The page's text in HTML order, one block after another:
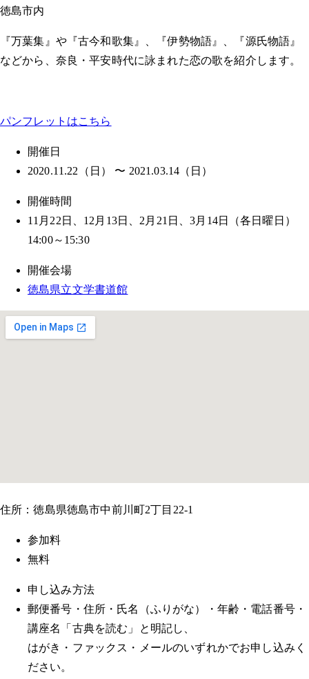
徳島市内
『万葉集』や『古今和歌集』、『伊勢物語』、『源氏物語』
などから、奈良・平安時代に詠まれた恋の歌を紹介します。
パンフレットはこちら
開催日
2020.11.22（日） 〜 2021.03.14（日）
開催時間
11月22日、12月13日、2月21日、3月14日（各日曜日）
14:00～15:30
開催会場
徳島県立文学書道館
住所：徳島県徳島市中前川町2丁目22-1
参加料
無料
申し込み方法
郵便番号・住所・氏名（ふりがな）・年齢・電話番号・
講座名「古典を読む」と明記し、
はがき・ファックス・メールのいずれかでお申し込みく
ださい。